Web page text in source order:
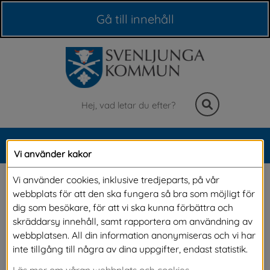
Gå till innehåll
Sök
Meny
Anslagstavlan
Välkommen till Svenljunga kommuns
anslagstavla. På vår anslagstavla hittar du
protokoll från alla nämnder och andra
Vi använder kakor
Vi använder cookies, inklusive tredjeparts, på vår
webbplats för att den ska fungera så bra som möjligt för
dig som besökare, för att vi ska kunna förbättra och
skräddarsy innehåll, samt rapportera om användning av
webbplatsen. All din information anonymiseras och vi har
inte tillgång till några av dina uppgifter, endast statistik.